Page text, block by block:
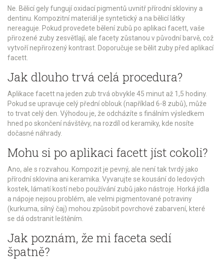
Ne. Bělicí gely fungují oxidací pigmentů uvnitř přírodní skloviny a
dentinu. Kompozitní materiál je syntetický a na bělicí látky
nereaguje. Pokud provedete bělení zubů po aplikaci facett, vaše
přirozené zuby zesvětlají, ale facety zůstanou v původní barvě, což
vytvoří nepřirozený kontrast. Doporučuje se bělit zuby před aplikací
facett.
Jak dlouho trvá celá procedura?
Aplikace facett na jeden zub trvá obvykle 45 minut až 1,5 hodiny.
Pokud se upravuje celý přední oblouk (například 6-8 zubů), může
to trvat celý den. Výhodou je, že odcházíte s finálním výsledkem
hned po skončení návštěvy, na rozdíl od keramiky, kde nosíte
dočasné náhrady.
Mohu si po aplikaci facett jíst cokoli?
Ano, ale s rozvahou. Kompozit je pevný, ale není tak tvrdý jako
přírodní sklovina ani keramika. Vyvarujte se kousání do ledových
kostek, lámatí kostí nebo používání zubů jako nástroje. Horká jídla
a nápoje nejsou problém, ale velmi pigmentované potraviny
(kurkuma, silný čaj) mohou způsobit povrchové zabarvení, které
se dá odstranit leštěním.
Jak poznám, že mi faceta sedí
špatně?